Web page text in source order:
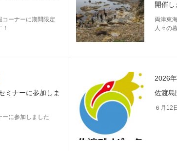
ーナーに期間限定
開催し
両津東
人々の
ミナーに参加しま
ーに参加しました
2026
佐渡島
６月12